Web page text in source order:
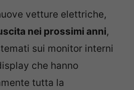
vetture elettriche,
nei prossimi anni,
sui monitor interni
che hanno
tutta la